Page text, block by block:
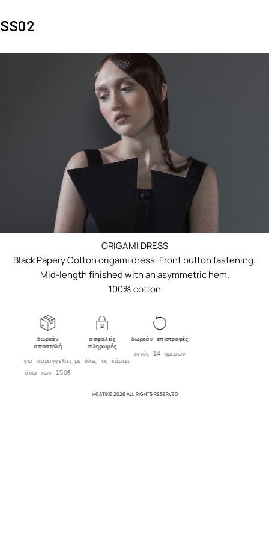
SS02
ORIGAMI DRESS
Black Papery Cotton origami dress. Front button fastening.
Mid-length finished with an asymmetric hem.
100% cotton
δωρεάν
αποστολή
για παραγγελίες
άνω των 150€
ασφαλείς
πληρωμές
με όλες τις κάρτες
δωρεάν επιστροφές
εντός 14 ημερών
@ESTIKE 2026 ALL RIGHTS RESERVED